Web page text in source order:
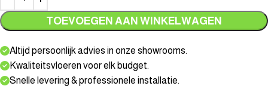
TOEVOEGEN AAN WINKELWAGEN
Altijd persoonlijk advies in onze showrooms.
Kwaliteitsvloeren voor elk budget.
Snelle levering & professionele installatie.